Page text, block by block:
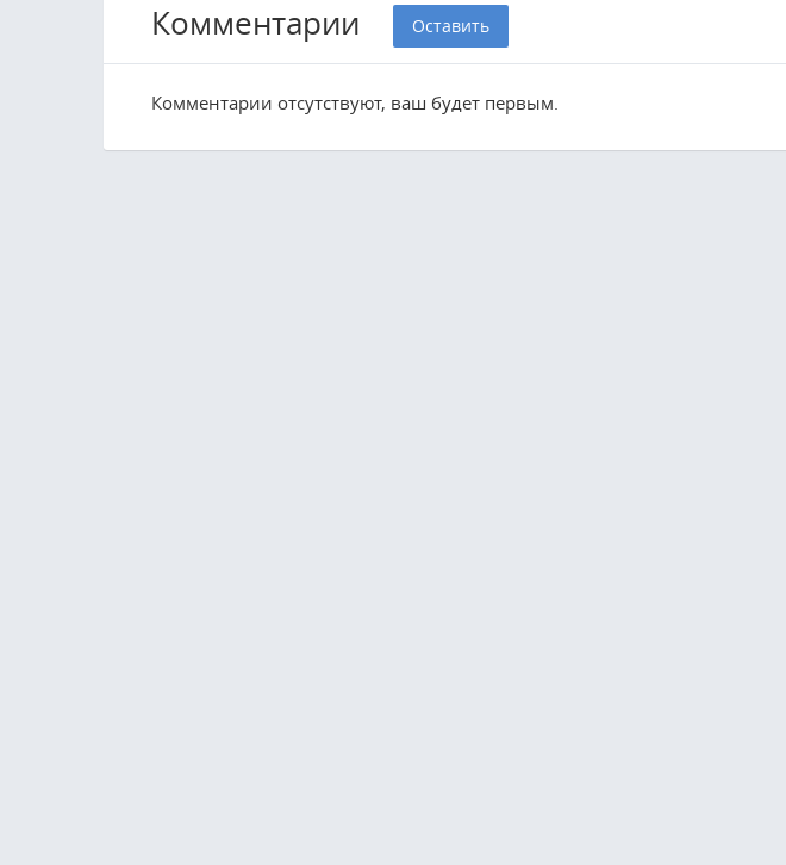
Комментарии Оставить
Комментарии отсутствуют, ваш будет первым.